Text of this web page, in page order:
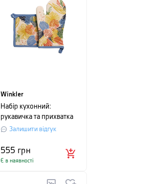
Winkler
Набір кухонний:
рукавичка та прихватка
Winkler Abelia,
предмети
Залишити відгук
555 грн
Є в наявності